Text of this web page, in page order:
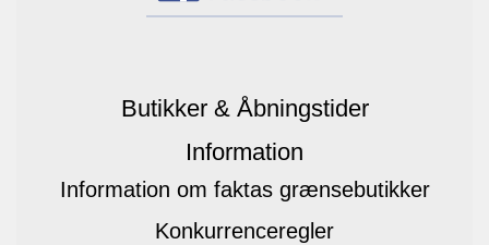
Butikker & Åbningstider
Information
Information om faktas grænsebutikker
Konkurrenceregler